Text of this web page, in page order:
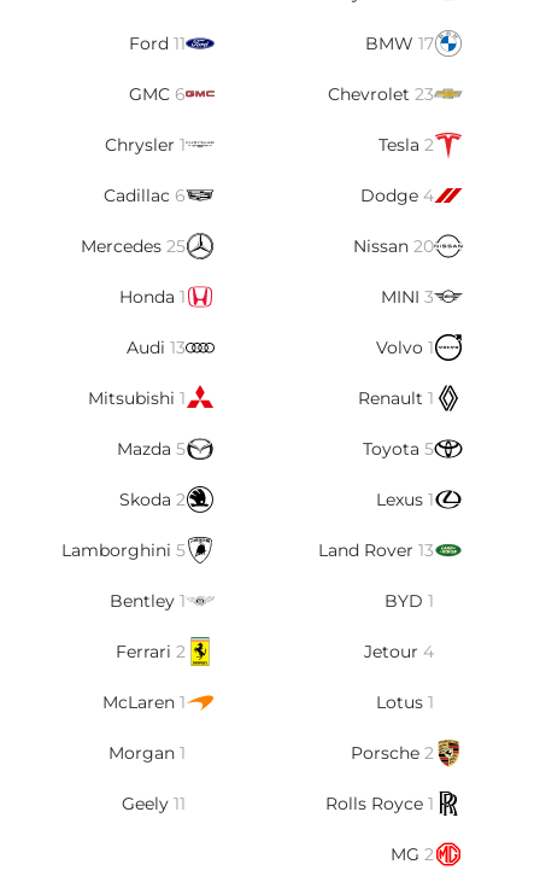
BMW 17
Ford 11
Chevrolet 23
GMC 6
Tesla 2
Chrysler 1
Dodge 4
Cadillac 6
Nissan 20
Mercedes 25
MINI 3
Honda 1
Volvo 1
Audi 13
Renault 1
Mitsubishi 1
Toyota 5
Mazda 5
Lexus 1
Skoda 2
Land Rover 13
Lamborghini 5
BYD 1
Bentley 1
Jetour 4
Ferrari 2
Lotus 1
McLaren 1
Porsche 2
Morgan 1
Rolls Royce 1
Geely 11
MG 2